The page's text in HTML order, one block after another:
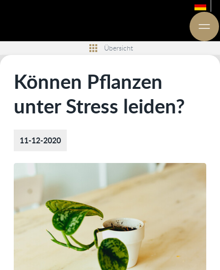
Übersicht
Können Pflanzen
unter Stress leiden?
11-12-2020